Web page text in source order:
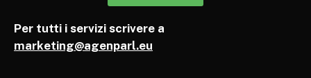
Per tutti i servizi scrivere a
marketing@agenparl.eu